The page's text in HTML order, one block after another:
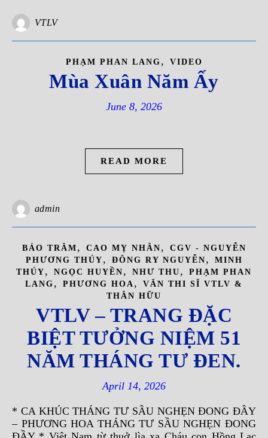
VTLV
PHẠM PHAN LANG , VIDEO
Mùa Xuân Năm Ấy
June 8, 2026
READ MORE
admin
BẢO TRÂM , CAO MỴ NHÂN ,
CGV - NGUYỄN
PHƯƠNG THÚY , ĐÔNG RY NGUYỄN ,
MINH
THÚY , NGỌC HUYỀN , NHƯ THU ,
PHẠM PHAN
LANG , PHƯƠNG HOA ,
VĂN THI SĨ VTLV &
THÂN HỮU
VTLV – TRANG ĐẶC
BIỆT TƯỞNG NIỆM 51
NĂM THÁNG TƯ ĐEN.
April 14, 2026
* CA KHÚC THÁNG TƯ SẦU NGHẸN ĐONG ĐẦY
– PHƯƠNG HOA THÁNG TƯ SẦU NGHẸN ĐONG